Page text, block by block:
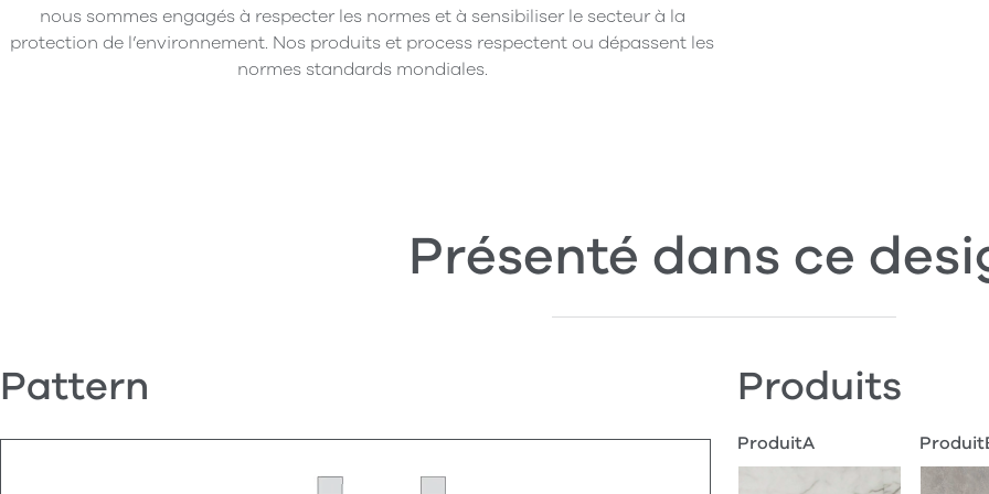
nous sommes engagés à respecter les normes et à sensibiliser le secteur à la
protection de l’environnement. Nos produits et process respectent ou dépassent les
normes standards mondiales.
Présenté dans ce
Pattern Produits
ProduitA